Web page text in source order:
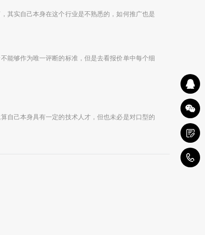
实自己本身在这个行业是不熟悉的，如何推广也是
够作为唯一评断的标准，但是去看报价单中每个细
己本身具有一定的技术人才，但也未必是对口型的